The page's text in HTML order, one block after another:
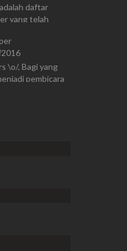
daftar
yang telah
Malang:
: Pustaka...
\o/, Bagi yang
pembicara
info